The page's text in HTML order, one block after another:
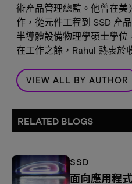
術產品管理總監。他曾在美
作，從元件工程到 SSD 產
半導體設備物理學碩士學位
在工作之餘，Rahul 熱衷於
VIEW ALL BY AUTHOR
RELATED BLOGS
SSD
面向應用程